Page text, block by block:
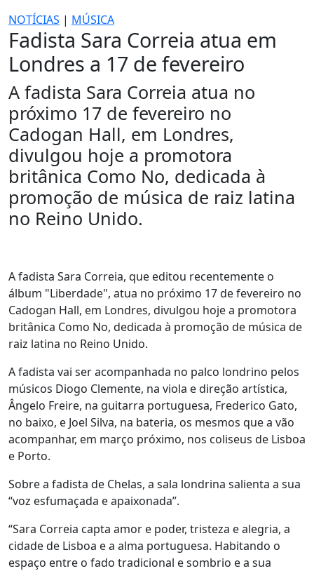
NOTÍCIAS | MÚSICA
Fadista Sara Correia atua em
Londres a 17 de fevereiro
A fadista Sara Correia atua no
próximo 17 de fevereiro no
Cadogan Hall, em Londres,
divulgou hoje a promotora
britânica Como No, dedicada à
promoção de música de raiz latina
no Reino Unido.
A fadista Sara Correia, que editou recentemente o
álbum "Liberdade", atua no próximo 17 de fevereiro no
Cadogan Hall, em Londres, divulgou hoje a promotora
britânica Como No, dedicada à promoção de música de
raiz latina no Reino Unido.
A fadista vai ser acompanhada no palco londrino pelos
músicos Diogo Clemente, na viola e direção artística,
Ângelo Freire, na guitarra portuguesa, Frederico Gato,
no baixo, e Joel Silva, na bateria, os mesmos que a vão
acompanhar, em março próximo, nos coliseus de Lisboa
e Porto.
Sobre a fadista de Chelas, a sala londrina salienta a sua
“voz esfumaçada e apaixonada”.
“Sara Correia capta amor e poder, tristeza e alegria, a
cidade de Lisboa e a alma portuguesa. Habitando o
espaço entre o fado tradicional e sombrio e a sua